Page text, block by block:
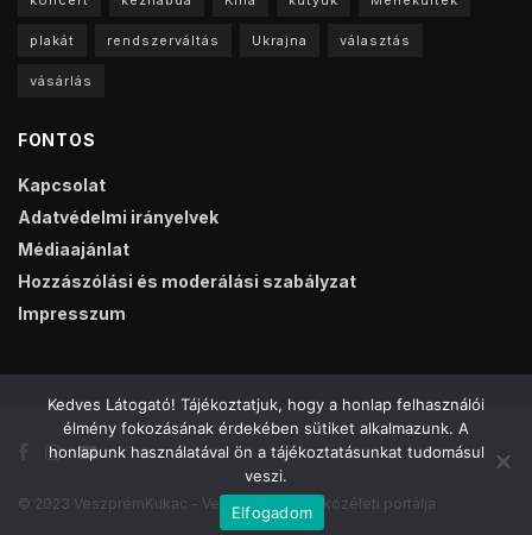
plakát rendszerváltás Ukrajna választás
vásárlás
FONTOS
Kapcsolat
Adatvédelmi irányelvek
Médiaajánlat
Hozzászólási és moderálási szabályzat
Impresszum
© 2023 VeszprémKukac - Veszprém online közéleti portálja
Kedves Látogató! Tájékoztatjuk, hogy a honlap felhasználói
élmény fokozásának érdekében sütiket alkalmazunk. A
honlapunk használatával ön a tájékoztatásunkat tudomásul
veszi.
Elfogadom